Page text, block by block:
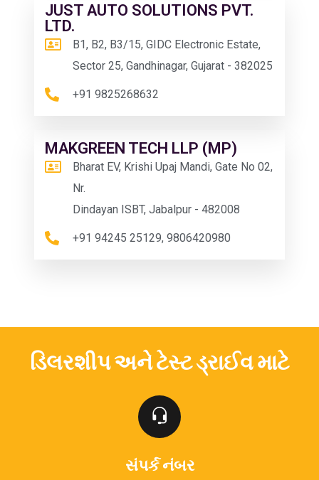
JUST AUTO SOLUTIONS PVT.
LTD.
B1, B2, B3/15, GIDC Electronic Estate,
Sector 25, Gandhinagar, Gujarat - 382025
+91 9825268632
MAKGREEN TECH LLP (MP)
Bharat EV, Krishi Upaj Mandi, Gate No 02,
Nr.
Dindayan ISBT, Jabalpur - 482008
+91 94245 25129, 9806420980
ડિલરશીપ અને ટેસ્ટ ડ્રાઈવ માટે
સંપર્ક નંબર